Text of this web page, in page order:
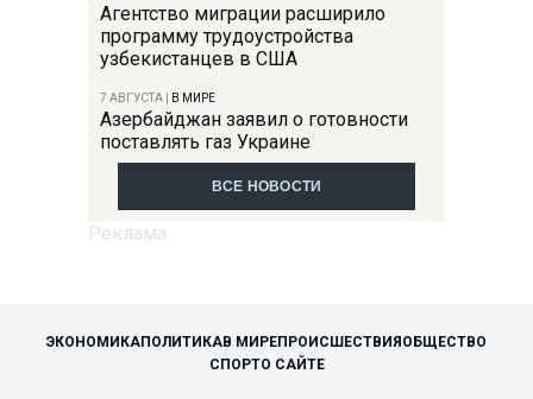
Агентство миграции расширило
программу трудоустройства
узбекистанцев в США
7 АВГУСТА В МИРЕ
Азербайджан заявил о готовности
поставлять газ Украине
ВСЕ НОВОСТИ
ЭКОНОМИКАПОЛИТИКАВ МИРЕПРОИСШЕСТВИЯОБЩЕСТВО
СПОРТО САЙТЕ